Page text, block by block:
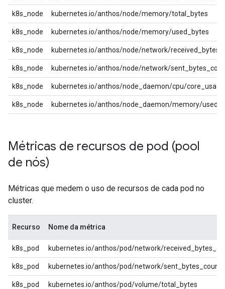
k8s_node kubernetes.io/anthos/node/memory/total_bytes
k8s_node kubernetes.io/anthos/node/memory/used_bytes
k8s_node kubernetes.io/anthos/node/network/
k8s_node kubernetes.io/anthos/node/network/
k8s_node kubernetes.io/anthos/node_daemon/cpu/
k8s_node kubernetes.io/anthos/node_daemon/memory/
Métricas de recursos de pod (pool
de nós)
Métricas que medem o uso de recursos de cada pod no
cluster.
Recurso Nome da métrica
k8s_pod kubernetes.io/anthos/pod/network/
k8s_pod kubernetes.io/anthos/pod/network/sent_bytes_count
k8s_pod kubernetes.io/anthos/pod/volume/total_bytes